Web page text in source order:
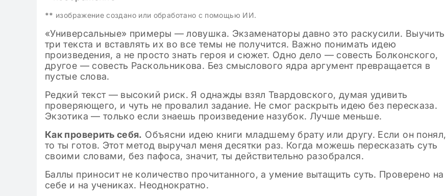
** изображение создано или обработано с помощью ИИ.
«Универсальные» примеры — ловушка. Экзаменаторы давно это раскусили. Выучить
три текста и вставлять их во все темы не получится. Важно понимать идею
произведения, а не просто знать героя и сюжет. Одно дело — совесть Болконского,
другое — совесть Раскольникова. Без смыслового ядра аргумент превращается в
пустые слова.
Редкий текст — высокий риск. Я однажды взял Твардовского, думая удивить
проверяющего, и чуть не провалил задание. Не смог раскрыть идею без пересказа.
Экзотика — только если знаешь произведение назубок. Лучше меньше.
Как проверить себя. Объясни идею книги младшему брату или другу. Если он понял,
то ты готов. Этот метод выручал меня десятки раз. Когда можешь пересказать суть
своими словами, без пафоса, значит, ты действительно разобрался.
Баллы приносит не количество прочитанного, а умение вытащить суть. Проверено на
себе и на учениках. Неоднократно.